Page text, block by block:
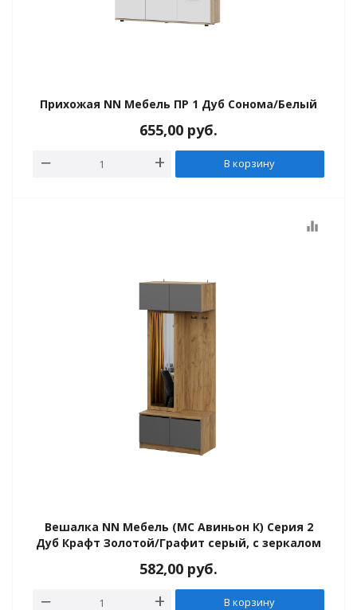
Прихожая NN Мебель ПР 1 Дуб Сонома/Белый
655,00 руб.
В корзину
equalizer
Вешалка NN Мебель (МС Авиньон К) Серия 2
Дуб Крафт Золотой/Графит серый, с зеркалом
582,00 руб.
В корзину